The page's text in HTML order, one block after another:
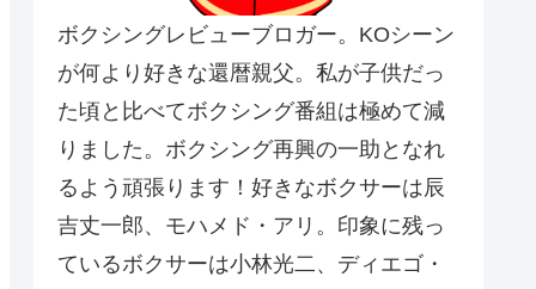
ボクシングレビューブロガー。KOシーン
が何より好きな還暦親父。私が子供だっ
た頃と比べてボクシング番組は極めて減
りました。ボクシング再興の一助となれ
るよう頑張ります！好きなボクサーは辰
吉丈一郎、モハメド・アリ。印象に残っ
ているボクサーは小林光二、ディエゴ・